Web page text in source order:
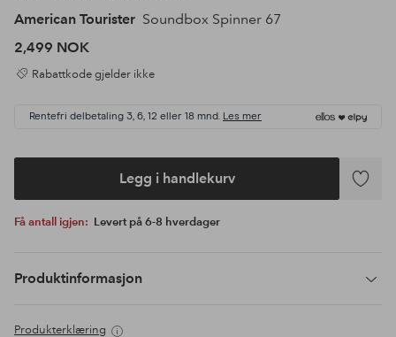
American Tourister Soundbox Spinner 67
2,499 NOK
Rabattkode gjelder ikke
Rentefri delbetaling 3, 6, 12 eller 18 mnd. Les mer
Legg i handlekurv
Legg
Få antall igjen: Levert på 6-8 hverdager
Produktinformasjon
Produkterklæring